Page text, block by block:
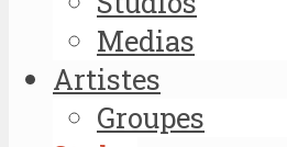
Medias
Artistes
Groupes